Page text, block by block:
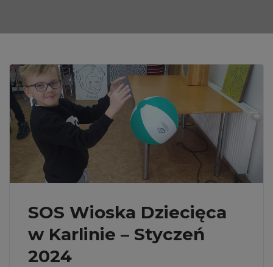
SOS Wioska Dziecięca
w Karlinie – Styczeń
2024